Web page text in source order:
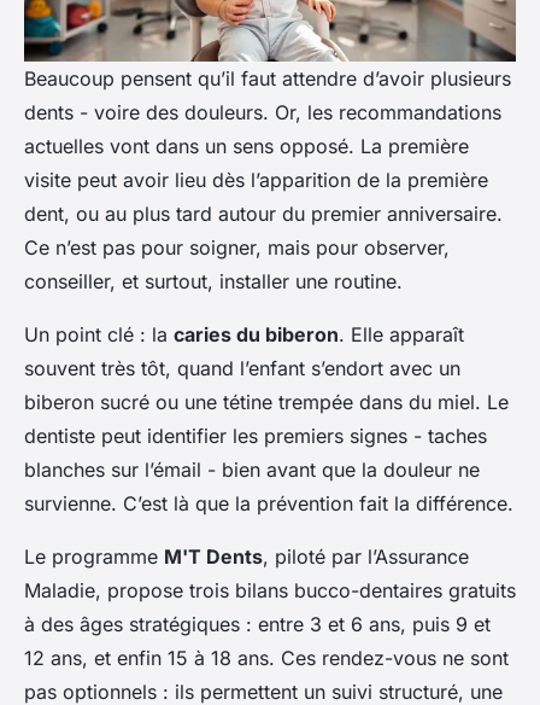
Beaucoup pensent qu’il faut attendre d’avoir plusieurs
dents - voire des douleurs. Or, les recommandations
actuelles vont dans un sens opposé. La première
visite peut avoir lieu dès l’apparition de la première
dent, ou au plus tard autour du premier anniversaire.
Ce n’est pas pour soigner, mais pour observer,
conseiller, et surtout, installer une routine.
Un point clé : la caries du biberon. Elle apparaît
souvent très tôt, quand l’enfant s’endort avec un
biberon sucré ou une tétine trempée dans du miel. Le
dentiste peut identifier les premiers signes - taches
blanches sur l’émail - bien avant que la douleur ne
survienne. C’est là que la prévention fait la différence.
Le programme M'T Dents, piloté par l’Assurance
Maladie, propose trois bilans bucco-dentaires gratuits
à des âges stratégiques : entre 3 et 6 ans, puis 9 et
12 ans, et enfin 15 à 18 ans. Ces rendez-vous ne sont
pas optionnels : ils permettent un suivi structuré, une